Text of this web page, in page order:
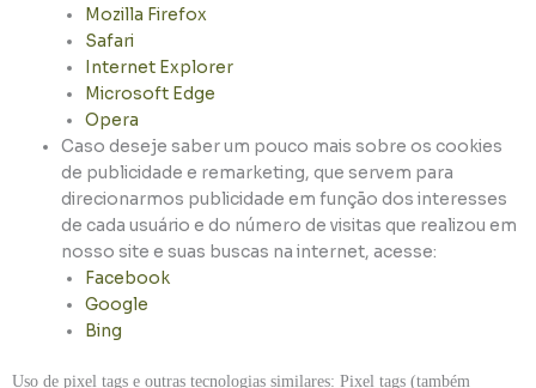
Mozilla Firefox
Safari
Internet Explorer
Microsoft Edge
Opera
Caso deseje saber um pouco mais sobre os cookies
de publicidade e remarketing, que servem para
direcionarmos publicidade em função dos interesses
de cada usuário e do número de visitas que realizou em
nosso site e suas buscas na internet, acesse:
Facebook
Google
Bing
Uso de pixel tags e outras tecnologias similares: Pixel tags (também